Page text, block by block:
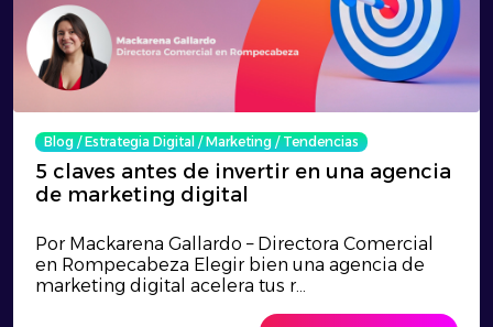
Blog/Estrategia Digital/Marketing/Tendencias
5 claves antes de invertir en una agencia
de marketing digital
Por Mackarena Gallardo – Directora Comercial
en Rompecabeza Elegir bien una agencia de
marketing digital acelera tus r...